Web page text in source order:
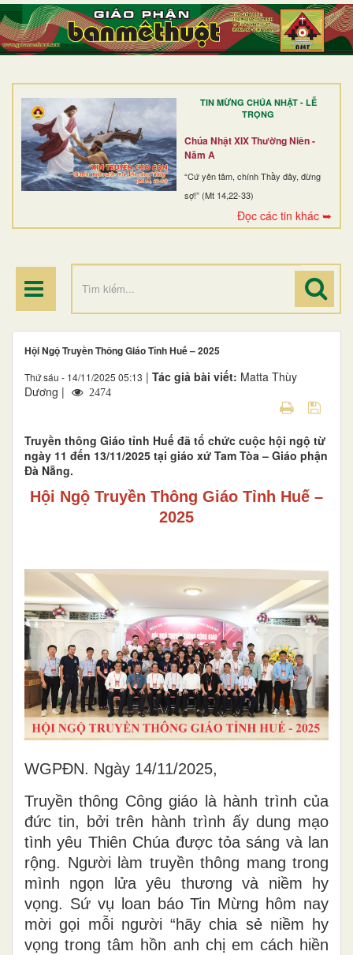
TIN MỪNG CHÚA NHẬT - LỄ
TRỌNG
Chúa Nhật XIX Thường Niên -
Năm A
“Cứ yên tâm, chính Thầy đây, đừng
sợ!” (Mt 14,22-33)
Đọc các tin khác ➥
TRANG NHẤT
GIỚI THIỆU
DÒNG TU
BAN MỤC VỤ
ĐOÀN THỂ CG
ĐIỂM HÀNH HƯƠNG
Hội Ngộ Truyền Thông Giáo Tỉnh Huế – 2025
Thứ sáu - 14/11/2025 05:13 | Tác giả bài viết: Matta Thùy
Dương |
2474
Truyền thông Giáo tỉnh Huế đã tổ chức cuộc hội ngộ từ
ngày 11 đến 13/11/2025 tại giáo xứ Tam Tòa – Giáo phận
Đà Nẵng.
Hội Ngộ Truyền Thông Giáo Tỉnh Huế –
2025
WGPĐN. Ngày 14/11/2025,
Truyền thông Công giáo là hành trình của
đức tin, bởi trên hành trình ấy dung mạo
tình yêu Thiên Chúa được tỏa sáng và lan
rộng. Người làm truyền thông mang trong
mình ngọn lửa yêu thương và niềm hy
vọng. Sứ vụ loan báo Tin Mừng hôm nay
mời gọi mỗi người “hãy chia sẻ niềm hy
vọng trong tâm hồn anh chị em cách hiền